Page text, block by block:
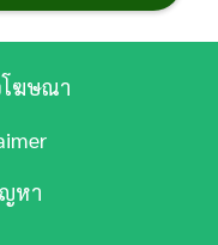
นุ่ม แต่ส่วนผสมมีทั้ง
ฆษณา
หา